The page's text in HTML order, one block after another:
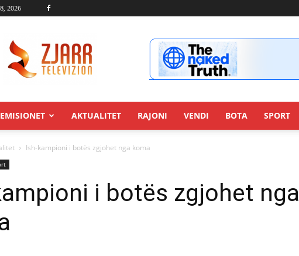
2026
EMISIONET AKTUALITET RAJONI VENDI BOTA SPORT
Ish-kampioni i botës zgjohet nga koma
i botës zgjohet nga